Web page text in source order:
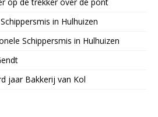
in Hulhuizen
Schippersmis in Hulhuizen
jaar Bakkerij van Kol